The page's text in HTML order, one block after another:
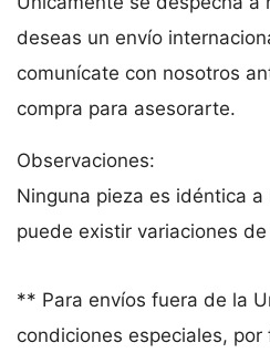
deseas un envío
comunícate con nosotros
compra para asesorarte.
Observaciones:
Ninguna pieza es idéntica
puede existir variaciones
** Para envíos fuera de la
condiciones especiales,